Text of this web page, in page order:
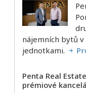
nájemních bytů v
jednotkami.
Penta Real
prémiové